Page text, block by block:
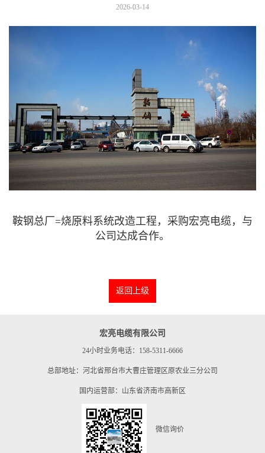
2026-03-14
鞍钢总厂=烧原料系统改造工程，采购宏亮电缆，与
公司达成合作。
返回上级
宏亮电缆有限公司
24小时业务电话：158-5311-6666
总部地址：河北省邢台市大曹庄管理区原农业三分公司
国内运营部：山东省济南市高新区
微信询价